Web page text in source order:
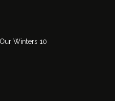
Winters 10